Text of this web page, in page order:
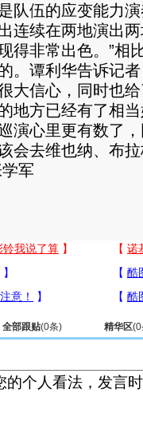
队伍的应变能力
连续在两地演出
得非常出色。”相
。谭利华告诉记
大信心，同时也
地方已经有了相
演心里更有数了
会去维也纳、布
军
全部跟贴(0条) 精华区(0